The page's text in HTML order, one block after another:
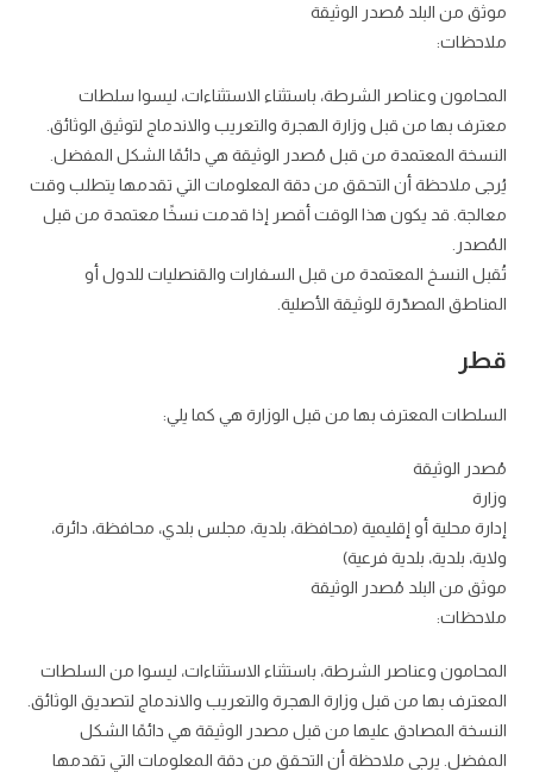
موثق من البلد مُصدر الوثيقة
ملاحظات:
المحامون وعناصر الشرطة، باستثناء الاستثناءات، ليسوا سلطات
معترف بها من قبل وزارة الهجرة والتعريب والاندماج لتوثيق الوثائق.
النسخة المعتمدة من قبل مُصدر الوثيقة هي دائمًا الشكل المفضل.
يُرجى ملاحظة أن التحقق من دقة المعلومات التي تقدمها يتطلب وقت
معالجة. قد يكون هذا الوقت أقصر إذا قدمت نسخًا معتمدة من قبل
المُصدر.
تُقبل النسخ المعتمدة من قبل السفارات والقنصليات للدول أو
المناطق المصدّرة للوثيقة الأصلية.
قطر
السلطات المعترف بها من قبل الوزارة هي كما يلي:
مُصدر الوثيقة
وزارة
إدارة محلية أو إقليمية (محافظة، بلدية، مجلس بلدي، محافظة، دائرة،
ولاية، بلدية، بلدية فرعية)
موثق من البلد مُصدر الوثيقة
ملاحظات:
المحامون وعناصر الشرطة، باستثناء الاستثناءات، ليسوا من السلطات
المعترف بها من قبل وزارة الهجرة والتعريب والاندماج لتصديق الوثائق.
النسخة المصادق عليها من قبل مصدر الوثيقة هي دائمًا الشكل
المفضل. يرجى ملاحظة أن التحقق من دقة المعلومات التي تقدمها